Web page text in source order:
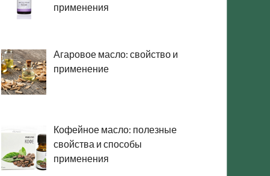
применения
Агаровое масло: свойство и
применение
Кофейное масло: полезные
свойства и способы
применения